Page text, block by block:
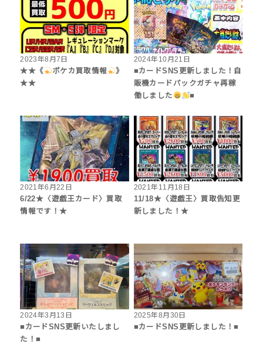
2023年8月7日
★★《
ポケカ買取情報
》
★★
2024年10月21日
■カードSNS更新しました！自
販機カードパックガチャ再稼
働しました
■
2021年6月22日
6/22★〈遊戯王カード〉買取
情報です！★
2021年11月18日
11/18★〈遊戯王〉買取告知更
新しました！★
2024年3月13日
■カードSNS更新いたしまし
た！■
2025年8月30日
■カードSNS更新しました！■